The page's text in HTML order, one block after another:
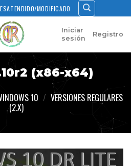
MODIFICADO
Iniciar
sesión
Registro
(x86-x64)
10 / VERSIONES REGULARES
(2.X)